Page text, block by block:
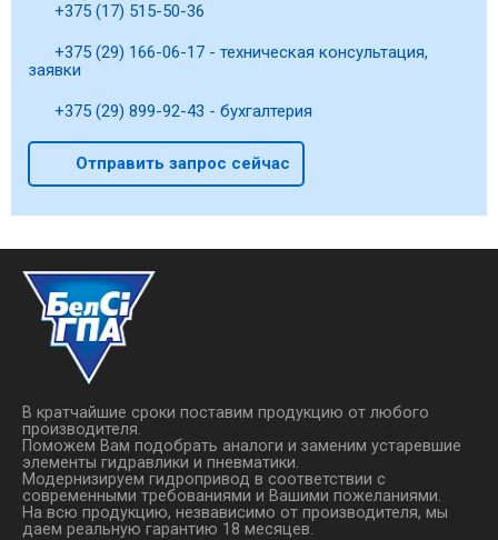
+375 (17) 515-50-36
+375 (29) 166-06-17 - техническая консультация,
заявки
+375 (29) 899-92-43 - бухгалтерия
Отправить запрос сейчас
В кратчайшие сроки поставим продукцию от любого
производителя.
Поможем Вам подобрать аналоги и заменим устаревшие
элементы гидравлики и пневматики.
Модернизируем гидропривод в соответствии с
современными требованиями и Вашими пожеланиями.
На всю продукцию, незвависимо от производителя, мы
даем реальную гарантию 18 месяцев.